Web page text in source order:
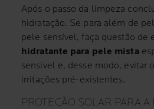
Após o passo da limpeza
hidratação. Se para além de
pele sensível, faça questão de
hidratante para pele mista
sensível e, desse modo, evitar
irritações pré-existentes.
PROTEÇÃO SOLAR PARA A